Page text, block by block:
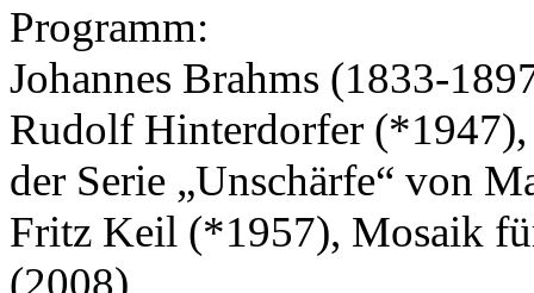
Programm:
Johannes Brahms (1833-
Rudolf Hinterdorfer (*1947),
der Serie „Unschärfe“ von
Fritz Keil (*1957), Mosaik
(2008)